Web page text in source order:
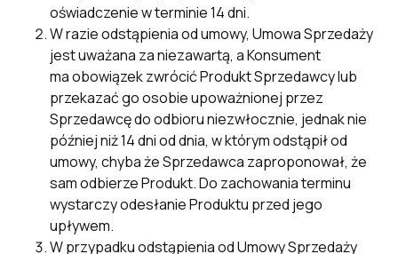
oświadczenie w terminie 14 dni.
W razie odstąpienia od umowy, Umowa Sprzedaży
jest uważana za niezawartą, a Konsument
ma obowiązek zwrócić Produkt Sprzedawcy lub
przekazać go osobie upoważnionej przez
Sprzedawcę do odbioru niezwłocznie, jednak nie
później niż 14 dni od dnia, w którym odstąpił od
umowy, chyba że Sprzedawca zaproponował, że
sam odbierze Produkt. Do zachowania terminu
wystarczy odesłanie Produktu przed jego
upływem.
W przypadku odstąpienia od Umowy Sprzedaży